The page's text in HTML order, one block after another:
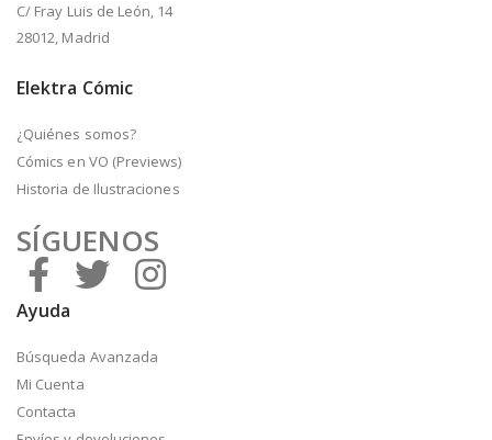
C/ Fray Luis de León, 14
28012, Madrid
Elektra Cómic
¿Quiénes somos?
Cómics en VO (Previews)
Historia de Ilustraciones
SÍGUENOS
Ayuda
Búsqueda Avanzada
Mi Cuenta
Contacta